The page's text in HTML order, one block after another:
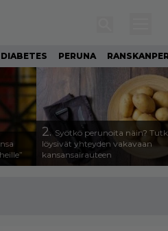
DIABETES PERUNA
2. Syötkö perunoita näin?
löysivät yhteyden vakavaan
kansansairauteen